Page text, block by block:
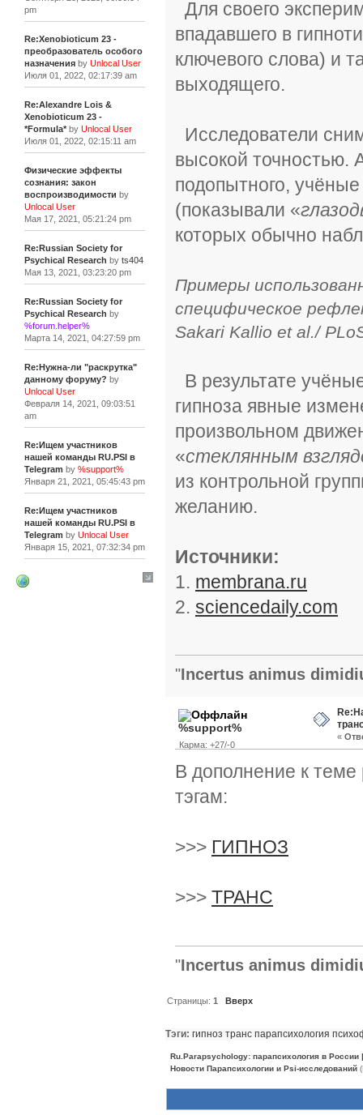
pm
Re:Xenobioticum 23 -
преобразователь особого
назначенияby Unlocal User
Июля 01, 2022, 02:17:39 am
Re:Alexandre Lois &
Xenobioticum 23 -
*Formula*by Unlocal User
Июля 01, 2022, 02:15:11 am
Физические эффекты
сознания: закон
воспроизводимости by
Unlocal User
Мая 17, 2021, 05:21:24 pm
Re:Russian Society for
Psychical Research by ts404
Мая 13, 2021, 03:23:20 pm
Re:Russian Society for
Psychical Research by
%forum.helper%
Марта 14, 2021, 04:27:59 pm
Re:Нужна-ли "раскрутка"
данному форуму? by
Unlocal User
Февраля 14, 2021, 09:03:51
am
Re:Ищем участников
нашей команды RU.PSI в
Telegram by %support%
Января 21, 2021, 05:45:43 pm
Re:Ищем участников
нашей команды RU.PSI в
Telegram by Unlocal User
Января 15, 2021, 07:32:34 pm
Для своего
впадавшего в
ключевого слова) и
выходящего.
Исследователи
высокой точностью.
подопытного,
(показывали «
которых обычно
Примеры
специфическое
Sakari Kallio et al./
В результате
гипноза явные
произвольном
«стеклянным
из контрольной
желанию.
Источники:
1. membrana.ru
2. sciencedaily.com
"Incertus animus
%support%
Карма: +27/-0
«
В дополнение к
тэгам:
>>> ГИПНОЗ
>>> ТРАНС
"Incertus animus
Страницы:1 Вверх
Тэги: гипноз транс парапсихология
Ru.Parapsychology: парапсихология в
Новости Парапсихологии и Psi-исследований